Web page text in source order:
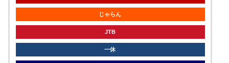
じゃらん
JTB
一休